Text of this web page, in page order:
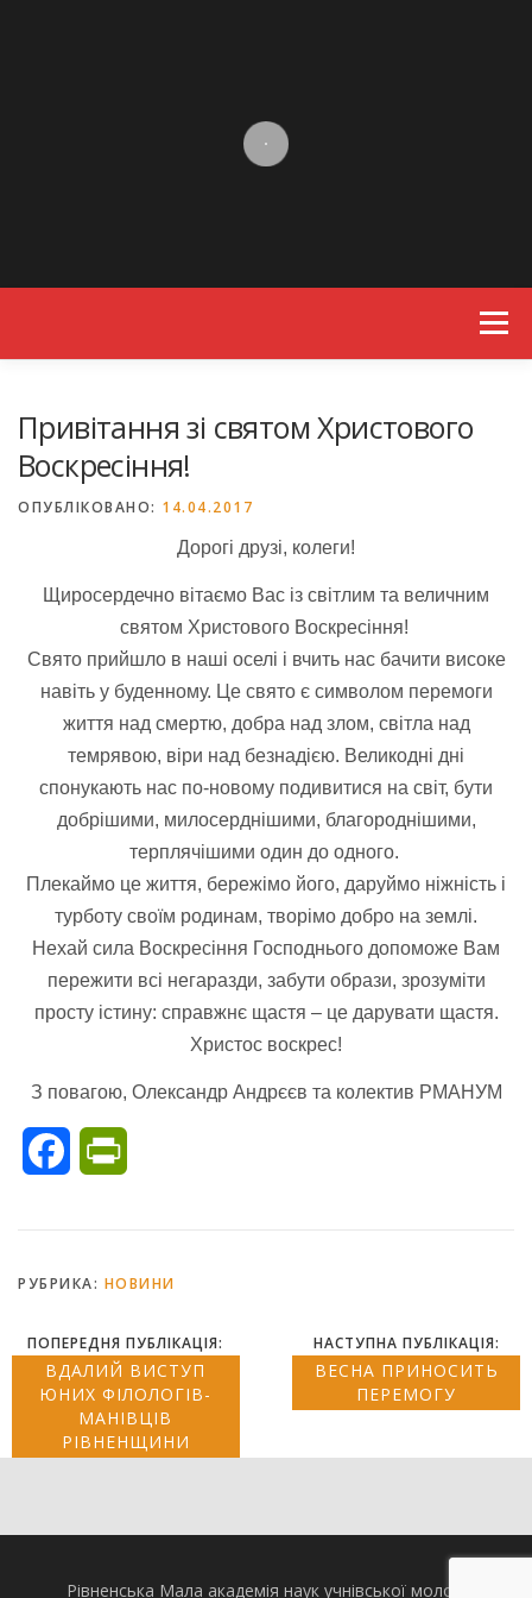
Menu
Привітання зі святом Христового
Воскресіння!
ОПУБЛІКОВАНО: 14.04.2017
Дорогі друзі, колеги!
Щиросердечно вітаємо Вас із світлим та величним
святом Христового Воскресіння!
Свято прийшло в наші оселі і вчить нас бачити високе
навіть у буденному. Це свято є символом перемоги
життя над смертю, добра над злом, світла над
темрявою, віри над безнадією. Великодні дні
спонукають нас по-новому подивитися на світ, бути
добрішими, милосерднішими, благороднішими,
терплячішими один до одного.
Плекаймо це життя, бережімо його, даруймо ніжність і
турботу своїм родинам, творімо добро на землі.
Нехай сила Воскресіння Господнього допоможе Вам
пережити всі негаразди, забути образи, зрозуміти
просту істину: справжнє щастя – це дарувати щастя.
Христос воскрес!
З повагою, Олександр Андрєєв та колектив РМАНУМ
Facebook
РУБРИКА: НОВИНИ
ПОПЕРЕДНЯ ПУБЛІКАЦІЯ:
ВДАЛИЙ ВИСТУП
ЮНИХ ФІЛОЛОГІВ-
МАНІВЦІВ
РІВНЕНЩИНИ
НАСТУПНА ПУБЛІКАЦІЯ:
ВЕСНА ПРИНОСИТЬ
ПЕРЕМОГУ
Рівненська Мала академія наук учнівської молоді